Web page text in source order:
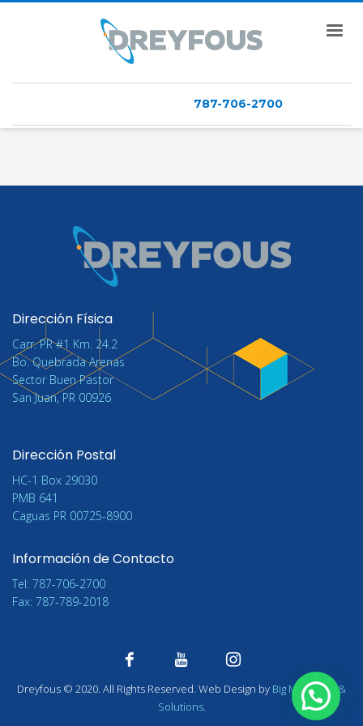
787-706-2700
Dirección Física
Carr. PR #1 Km. 24.2
Bo. Quebrada Arenas
Sector Buen Pastor
San Juan, PR 00926
Dirección Postal
HC-1 Box 29030
PMB 641
Caguas PR 00725-8900
Información de Contacto
Tel: 787-706-2700
Fax: 787-789-2018
Dreyfous © 2020. All Rights Reserved. Web Design by Big Marketing &
Solutions.